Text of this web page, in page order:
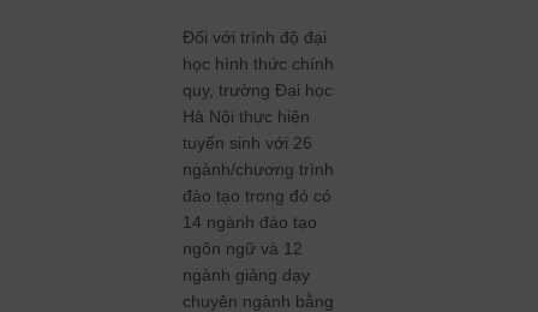
Đối với trình độ đại
học hình thức chính
quy, trường Đại học
Hà Nội thực hiện
tuyển sinh với 26
ngành/chương trình
đào tạo trong đó có
14 ngành đào tạo
ngôn ngữ và 12
ngành giảng dạy
chuyên ngành bằng